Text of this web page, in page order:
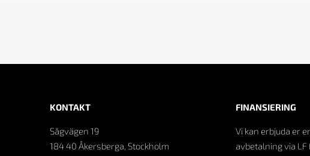
KONTAKT
Sågvägen 19
184 40 Åkersberga, Stockholm
FINANSIERING
Vi kan erbjuda er
avbetalning via LF